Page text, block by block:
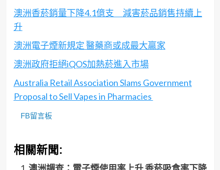
澳洲香菸銷量下降4.1億支 減害菸品銷售持續上
升
澳洲電子煙新規定 醫藥商或成最大贏家
澳洲政府拒絕iQOS加熱菸進入市場
Australia Retail Association Slams Government
Proposal to Sell Vapes in Pharmacies
FB留言板
相關新聞: